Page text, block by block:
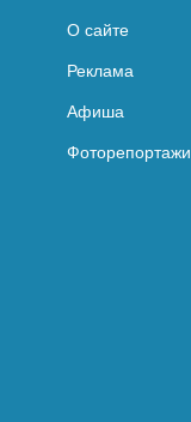
О сайте
Реклама
Афиша
Фоторепортажи